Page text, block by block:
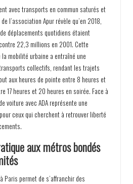
avec transports en commun saturés et
l’association Apur révèle qu’en 2018,
déplacements quotidiens étaient
22,3 millions en 2001. Cette
mobilité urbaine a entraîné une
collectifs, rendant les trajets
aux heures de pointe entre 8 heures et
17 heures et 20 heures en soirée. Face à
voiture avec ADA représente une
ceux qui cherchent à retrouver liberté
aux métros bondés
Paris permet de s’affranchir des